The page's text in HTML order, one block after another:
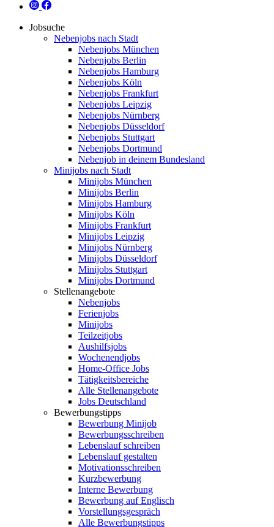
Jobsuche
Nebenjobs nach Stadt
Nebenjobs München
Nebenjobs Berlin
Nebenjobs Hamburg
Nebenjobs Köln
Nebenjobs Frankfurt
Nebenjobs Leipzig
Nebenjobs Nürnberg
Nebenjobs Düsseldorf
Nebenjobs Stuttgart
Nebenjobs Dortmund
Nebenjob in deinem Bundesland
Minijobs nach Stadt
Minijobs München
Minijobs Berlin
Minijobs Hamburg
Minijobs Köln
Minijobs Frankfurt
Minijobs Leipzig
Minijobs Nürnberg
Minijobs Düsseldorf
Minijobs Stuttgart
Minijobs Dortmund
Stellenangebote
Nebenjobs
Ferienjobs
Minijobs
Teilzeitjobs
Aushilfsjobs
Wochenendjobs
Home-Office Jobs
Tätigkeitsbereiche
Alle Stellenangebote
Jobs Deutschland
Bewerbungstipps
Bewerbung Minijob
Bewerbungsschreiben
Lebenslauf schreiben
Lebenslauf gestalten
Motivationsschreiben
Kurzbewerbung
Interne Bewerbung
Bewerbung auf Englisch
Vorstellungsgespräch
Alle Bewerbungstipps